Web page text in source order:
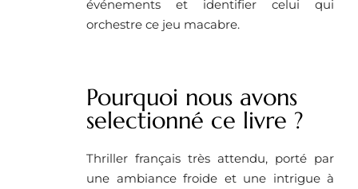
événements et identifier celui qui
orchestre ce jeu macabre.
Pourquoi nous avons
selectionné ce livre ? ​
Thriller français très attendu, porté par
une ambiance froide et une intrigue à